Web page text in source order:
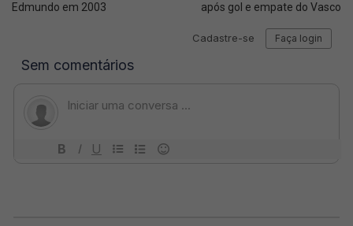
Edmundo em 2003
após gol e empate do Vasco